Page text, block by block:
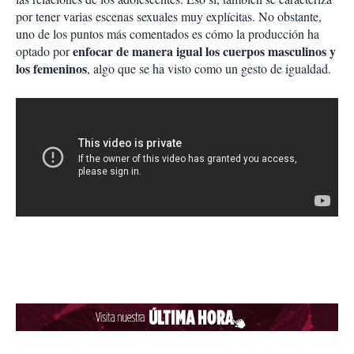
por tener varias escenas sexuales muy explícitas. No obstante,
uno de los puntos más comentados es cómo la producción ha
optado porenfocar de manera igual los cuerpos masculinos y
los femeninos, algo que se ha visto como un gesto de igualdad.